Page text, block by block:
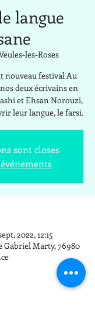
langue
les-Roses
nouveau festival Au
deux écrivains en
et Ehsan Norouzi,
leur langue, le farsi.
sont closes
2022, 12:15
Gabriel Marty, 76980